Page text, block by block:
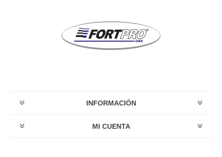
INFORMACIÓN
MI CUENTA